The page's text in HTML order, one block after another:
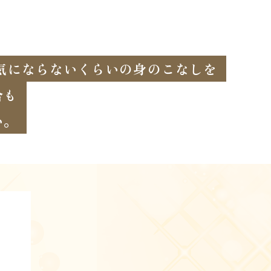
にならないくらいの身のこなしを